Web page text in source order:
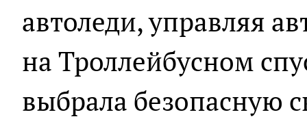
автоледи, управляя
на Троллейбусном
выбрала безопасную